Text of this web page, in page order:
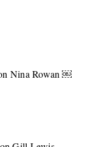
Nina Rowan ￼